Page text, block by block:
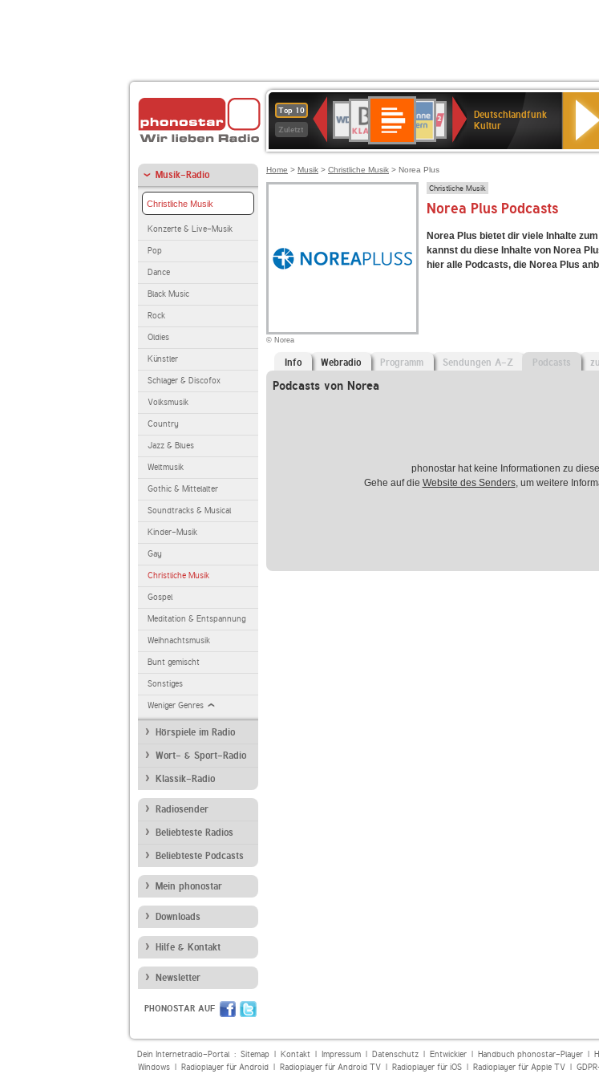
Top 10
Zuletzt
Deutschlandfunk
80er
90er
OLDIE
ANTENNE
SWR3
4
BR-
KLASSIK
Deutschlandfunk
Kultur
ANTENNE
BAYERN
SWR
Kultur
NDR
2
Deutschlandfunk
Kultur
Musik-Radio
Christliche Musik
Konzerte & Live-Musik
Pop
Dance
Black Music
Rock
Oldies
Künstler
Schlager & Discofox
Volksmusik
Country
Jazz & Blues
Weltmusik
Gothic & Mittelalter
Soundtracks & Musical
Kinder-Musik
Gay
Christliche Musik
Gospel
Meditation & Entspannung
Weihnachtsmusik
Bunt gemischt
Sonstiges
Weniger Genres
Hörspiele im Radio
Wort- & Sport-Radio
Klassik-Radio
Radiosender
Beliebteste Radios
Beliebteste Podcasts
Mein phonostar
Downloads
Hilfe & Kontakt
Newsletter
PHONOSTAR AUF
Home > Musik > Christliche Musik > Norea Plus
© Norea
Christliche Musik
Norea Plus Podcasts
Norea Plus bietet dir viele Inhalte
kannst du diese Inhalte von Norea
hier alle Podcasts, die Norea Plus
Info Webradio Programm Sendungen A-Z Podcasts
Podcasts von Norea
phonostar hat keine Informationen zu
Gehe auf die Website des Senders, um weitere
Dein Internetradio-Portal : Sitemap| Kontakt| Impressum| Datenschutz| Entwickler| Handbuch phonostar-Player|
Windows| Radioplayer für Android| Radioplayer für Android TV| Radioplayer für iOS| Radioplayer für Apple TV|